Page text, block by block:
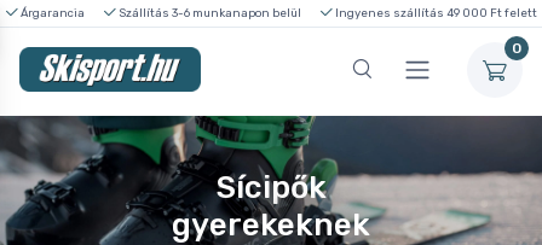
Árgarancia Szállítás 3-6 munkanapon belül Ingyenes szállítás 49 000 Ft felett
0
Sícipők
gyerekeknek